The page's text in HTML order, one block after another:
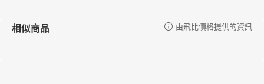
相似商品 由飛比價格提供的資訊